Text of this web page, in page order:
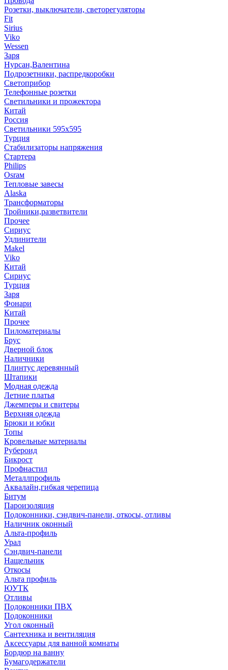
Розетки, выключатели, светорегуляторы
Fit
Sirius
Viko
Wessen
Заря
Нурсан,Валентина
Подрозетники, распредкоробки
Светоприбор
Телефонные розетки
Светильники и прожектора
Китай
Россия
Светильники 595х595
Турция
Стабилизаторы напряжения
Стартера
Philips
Оsrам
Тепловые завесы
Alaska
Трансформаторы
Тройники,разветвители
Прочее
Сириус
Удлинители
Makel
Viko
Китай
Сириус
Турция
Заря
Фонари
Китай
Прочее
Пиломатериалы
Брус
Дверной блок
Наличники
Плинтус деревянный
Штапики
Модная одежда
Летние платья
Джемперы и свитеры
Верхняя одежда
Брюки и юбки
Топы
Кровельные материалы
Рубероид
Бикрост
Профнастил
Металлпрофиль
Аквалайн,гибкая черепица
Битум
Пароизоляция
Подоконники, сэндвич-панели, откосы, отливы
Наличник оконный
Альта-профиль
Урал
Сэндвич-панели
Нащельник
Откосы
Альта профиль
ЮУТК
Отливы
Подоконники ПВХ
Подоконники
Угол оконный
Сантехника и вентиляция
Аксессуары для ванной комнаты
Бордюр на ванну
Бумагодержатели